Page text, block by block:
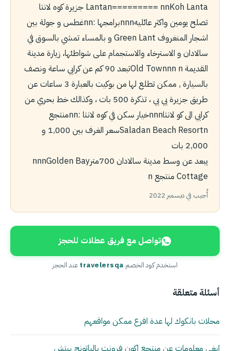
Lantan========= ㅤnㅤnKoh Lanta جزيرة كوه لانتا
تصلح يومين واكثر عائليهnㅤㅤㅤㅤㅤnㅤnبرامجها :nㅤㅤㅤㅤㅤnغطس و جولة بين
اشجار المنغروف Green Lant و بالمساء تمشي بالسوق في
سالادان و الاسترخاء والاستجمام على شواطئها، زيارة مدينة
القديمة Old Townnㅤnㅤ ㅤㅤㅤㅤㅤnتبعد 90 كم عن كرابي ساعة ونصف
بالسيارة , ممكن تطلع لها من بوكيت بالعبارة 3 ساعات عن
طريق جزيرة بي بي ، تذكرة 500 بات ، وكذالك خط بحري من
كرابي الى كو لانتاnㅤnㅤnخيار سكن في كوه لانتا :nㅤnمنتجع
Saladan Beach Resortnسعر الغرف بين 1,000 و
2,000 بات
يبعد عن وسط مدينة سالادان 700مترnㅤnㅤnGolden Bay
Cottage منتجعnㅤ ㅤㅤㅤㅤㅤ
أُجيب في ديسمبر 2022
تواصل مع فريق عطلات للحجز
استخدم كود الخصم travelersqaعند الحجز
أسئلة متعلقة
محلات بانكوك لها عدة افرع ممكن مواقعهم
ابغى معلومات عن منتجع اكون فرونت بالباتونج بيتش